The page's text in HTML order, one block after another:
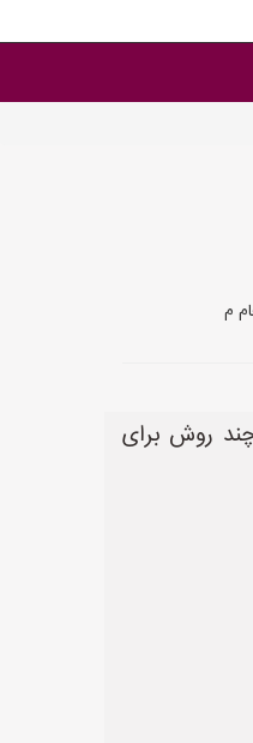
م
چند روش برای